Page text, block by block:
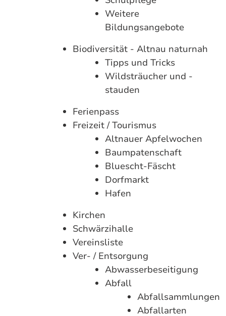
Weitere
Bildungsangebote
Biodiversität - Altnau naturnah
Tipps und Tricks
Wildsträucher und -
stauden
Ferienpass
Freizeit / Tourismus
Altnauer Apfelwochen
Baumpatenschaft
Bluescht-Fäscht
Dorfmarkt
Hafen
Kirchen
Schwärzihalle
Vereinsliste
Ver- / Entsorgung
Abwasserbeseitigung
Abfall
Abfallsammlungen
Abfallarten